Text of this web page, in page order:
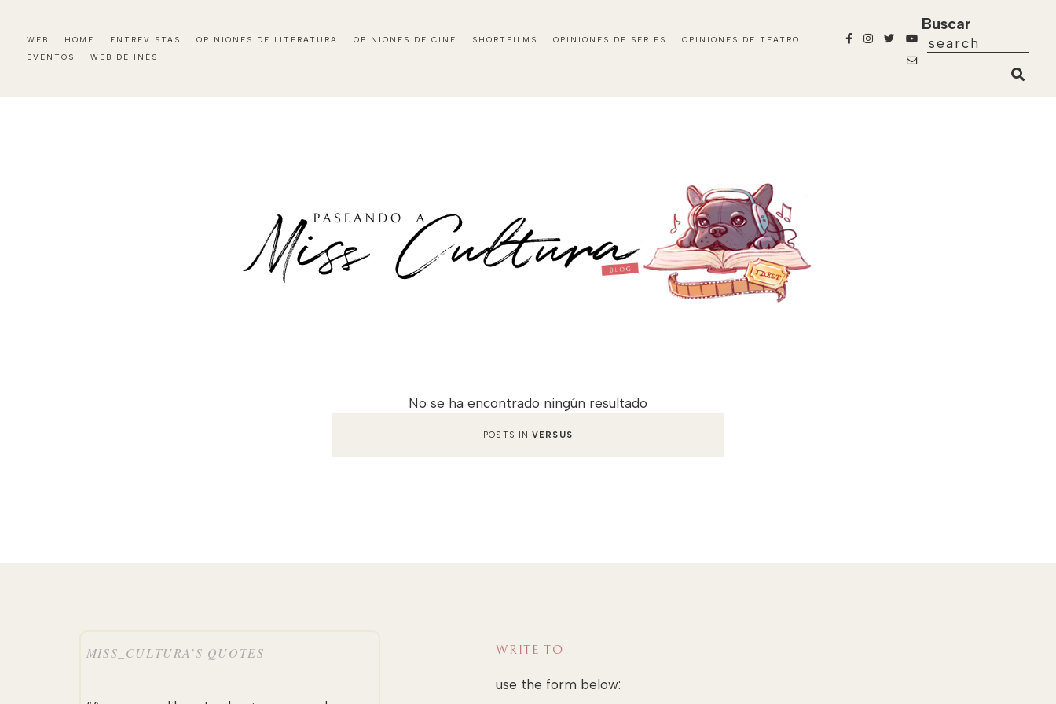
WEB HOME ENTREVISTAS OPINIONES DE LITERATURA OPINIONES DE CINE SHORTFILMS OPINIONES DE SERIES
OPINIONES DE TEATRO
EVENTOS
WEB DE INÉS
Buscar
No se ha encontrado ningún resultado
POSTS INVERSUS
MISS_CULTURA’S QUOTES WRITE TO
use the form below: